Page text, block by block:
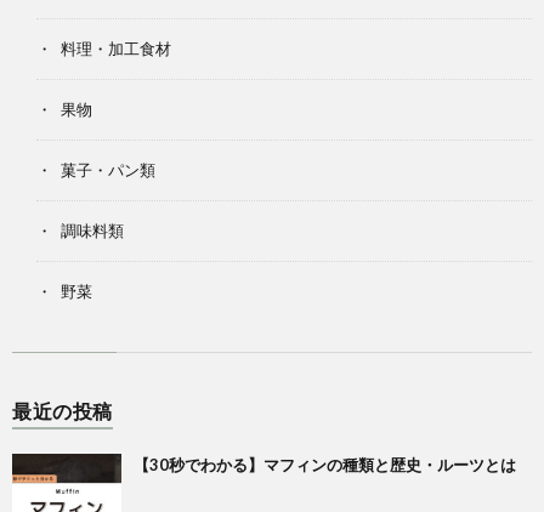
料理・加工食材
果物
菓子・パン類
調味料類
野菜
最近の投稿
【30秒でわかる】マフィンの種類と歴史・ルーツとは